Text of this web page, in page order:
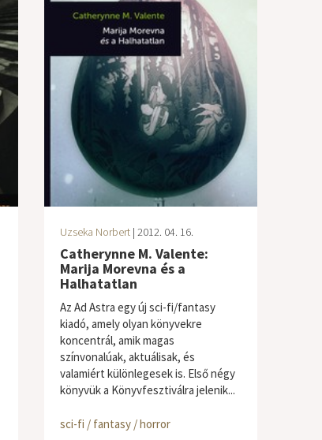
Uzseka Norbert| 2012. 04. 16.
Catherynne M. Valente:
Marija Morevna és a
Halhatatlan
Az Ad Astra egy új sci-fi/fantasy
kiadó, amely olyan könyvekre
koncentrál, amik magas
színvonalúak, aktuálisak, és
valamiért különlegesek is. Első négy
könyvük a Könyvfesztiválra jelenik...
sci-fi / fantasy / horror